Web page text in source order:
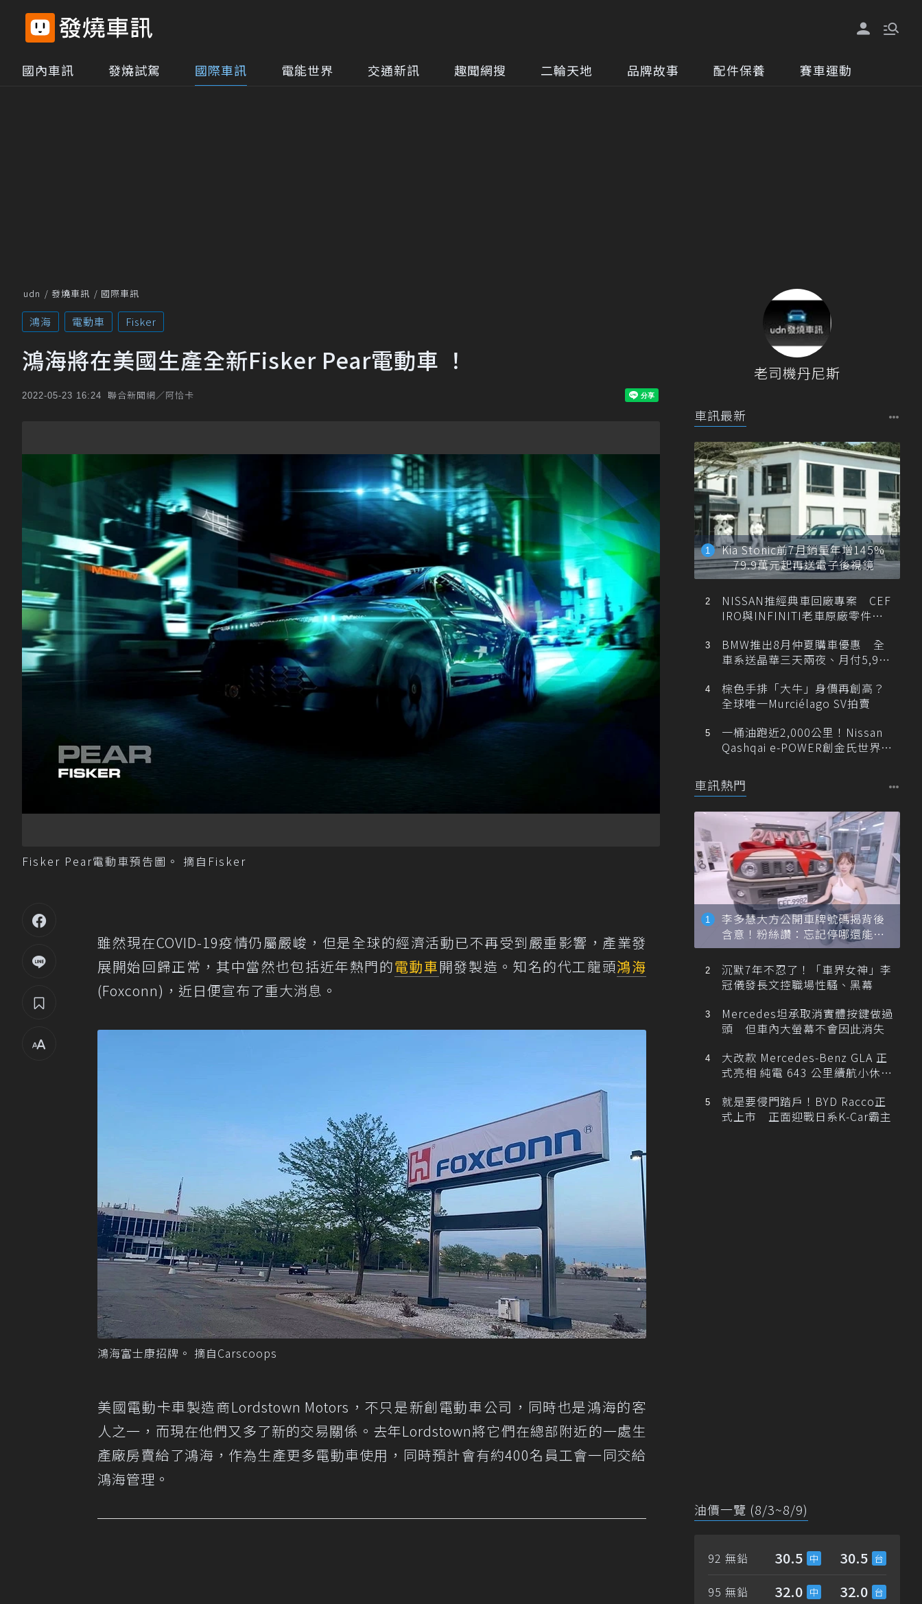
國內車訊 發燒試駕 國際車訊 電能世界 交通新訊 趣聞網搜 二輪天地 品牌故事 配件保養 賽車運動
udn 發燒車訊 國際車訊
鴻海 電動車 Fisker
鴻海將在美國生產全新Fisker Pear電動車 ！
2022-05-23 16:24 聯合新聞網／阿恰卡
Fisker Pear電動車預告圖。 摘自Fisker
雖然現在COVID-19疫情仍屬嚴峻，但是全球的經濟活動已不再受到嚴重影響，產業發
展開始回歸正常，其中當然也包括近年熱門的電動車開發製造。知名的代工龍頭鴻海
(Foxconn)，近日便宣布了重大消息。
鴻海富士康招牌。 摘自Carscoops
美國電動卡車製造商Lordstown Motors，不只是新創電動車公司，同時也是鴻海的客
人之一，而現在他們又多了新的交易關係。去年Lordstown將它們在總部附近的一處生
產廠房賣給了鴻海，作為生產更多電動車使用，同時預計會有約400名員工會一同交給
鴻海管理。
老司機丹尼斯
車訊最新
Kia Stonic前7月銷量年增145%
79.9萬元起再送電子後視鏡
NISSAN推經典車回廠專案 CEF
IRO與INFINITI老車原廠零件最
BMW推出8月仲夏購車優惠 全
車系送晶華三天兩夜、月付5,900
棕色手排「大牛」身價再創高？
全球唯一Murciélago SV拍賣
一桶油跑近2,000公里！Nissan
Qashqai e-POWER創金氏世界紀
車訊熱門
李多慧大方公開車牌號碼揭背後
含意！粉絲讚：忘記停哪還能幫
忙找車
沉默7年不忍了！「車界女神」李
冠儀發長文控職場性騷、黑幕
Mercedes坦承取消實體按鍵做過
頭 但車內大螢幕不會因此消失
大改款 Mercedes-Benz GLA 正
式亮相 純電 643 公里續航小休
就是要侵門踏戶！BYD Racco正
式上市 正面迎戰日系K-Car霸主
油價一覽 (8/3~8/9)
92 無鉛 30.5 30.5
95 無鉛 32.0 32.0